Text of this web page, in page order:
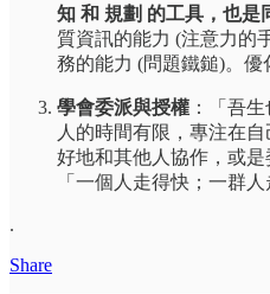
知 和 規劃 的工具，也是
質資訊的能力 (注意力的
務的能力 (問題鐵鎚)。優
學會委派與授權 ：「吾
人的時間有限，專注在
好地和其他人協作，或是
「一個人走得快；一群人
.
Share